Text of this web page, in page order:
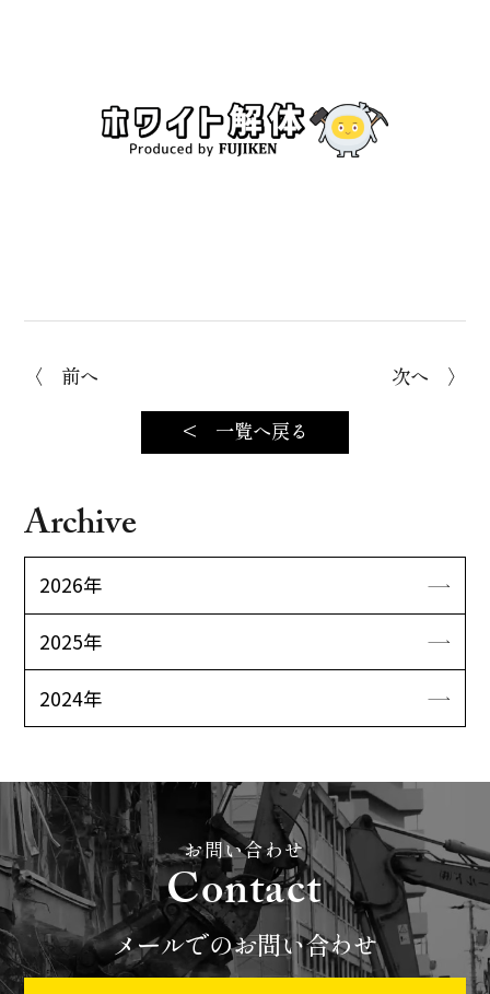
〈 前へ
< 一覧へ戻る
次へ 〉
Archive
2026年
2025年
2024年
お問い合わせ
Contact
メールでのお問い合わせ